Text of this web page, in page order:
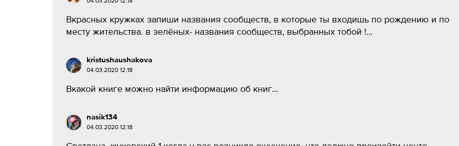
Вкрасных кружках запиши названия сообществ, в которые ты входишь по рождению и по
месту жительства. в зелёных- названия сообществ, выбранных тобой !...
kristushaushakova
04.03.2020 12:18
Вкакой книге можно найти информацию об книг...
nasik134
04.03.2020 12:18